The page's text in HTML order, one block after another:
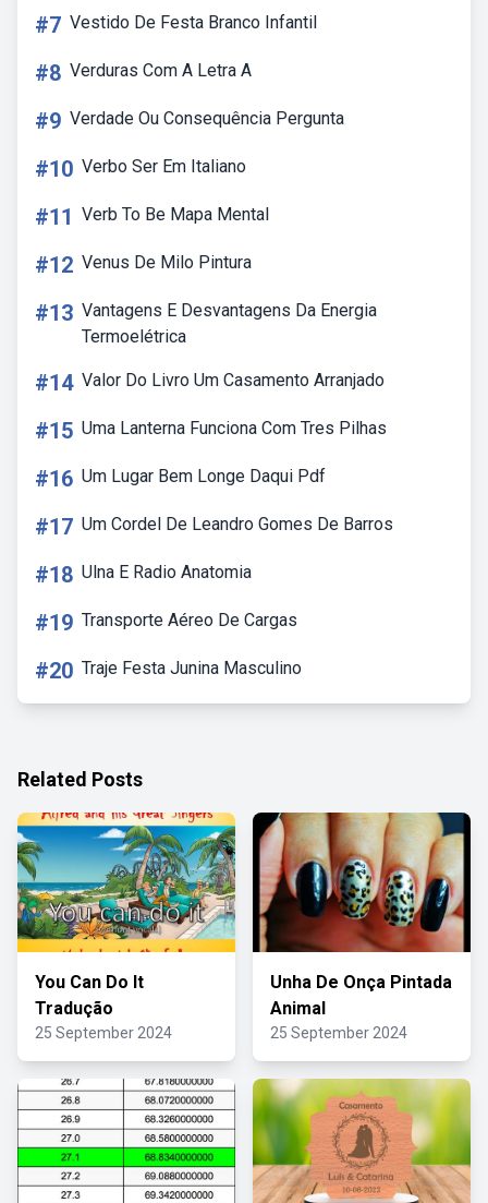
#7 Vestido De Festa Branco Infantil
#8 Verduras Com A Letra A
#9 Verdade Ou Consequência Pergunta
#10 Verbo Ser Em Italiano
#11 Verb To Be Mapa Mental
#12 Venus De Milo Pintura
#13 Vantagens E Desvantagens Da Energia
Termoelétrica
#14 Valor Do Livro Um Casamento Arranjado
#15 Uma Lanterna Funciona Com Tres Pilhas
#16 Um Lugar Bem Longe Daqui Pdf
#17 Um Cordel De Leandro Gomes De Barros
#18 Ulna E Radio Anatomia
#19 Transporte Aéreo De Cargas
#20 Traje Festa Junina Masculino
Related Posts
You Can Do It
Tradução
25 September 2024
Unha De Onça Pintada
Animal
25 September 2024